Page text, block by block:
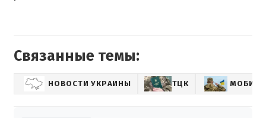
Связанные темы:
НОВОСТИ УКРАИНЫ ТЦК